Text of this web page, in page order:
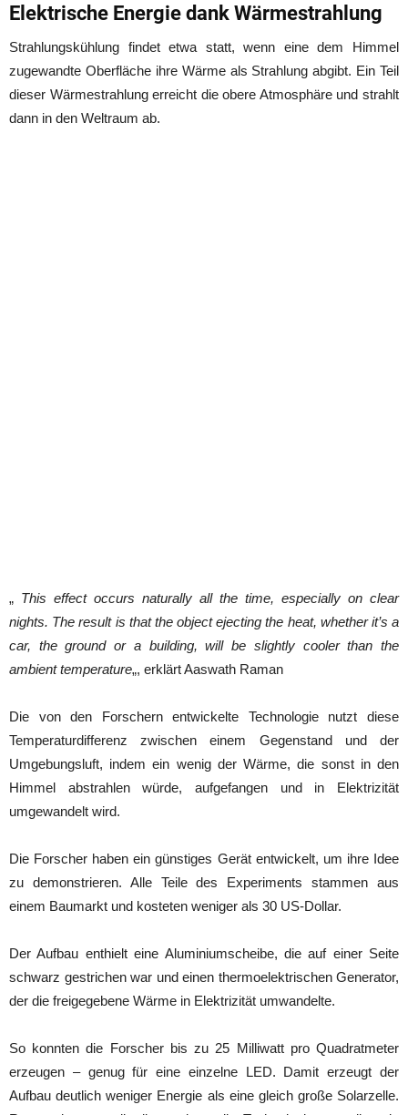
Elektrische Energie dank Wärmestrahlung
Strahlungskühlung findet etwa statt, wenn eine dem Himmel
zugewandte Oberfläche ihre Wärme als Strahlung abgibt. Ein Teil
dieser Wärmestrahlung erreicht die obere Atmosphäre und strahlt
dann in den Weltraum ab.
„ This effect occurs naturally all the time, especially on clear
nights. The result is that the object ejecting the heat, whether it’s a
car, the ground or a building, will be slightly cooler than the
ambient temperature„, erklärt Aaswath Raman
Die von den Forschern entwickelte Technologie nutzt diese
Temperaturdifferenz zwischen einem Gegenstand und der
Umgebungsluft, indem ein wenig der Wärme, die sonst in den
Himmel abstrahlen würde, aufgefangen und in Elektrizität
umgewandelt wird.
Die Forscher haben ein günstiges Gerät entwickelt, um ihre Idee
zu demonstrieren. Alle Teile des Experiments stammen aus
einem Baumarkt und kosteten weniger als 30 US-Dollar.
Der Aufbau enthielt eine Aluminiumscheibe, die auf einer Seite
schwarz gestrichen war und einen thermoelektrischen Generator,
der die freigegebene Wärme in Elektrizität umwandelte.
So konnten die Forscher bis zu 25 Milliwatt pro Quadratmeter
erzeugen – genug für eine einzelne LED. Damit erzeugt der
Aufbau deutlich weniger Energie als eine gleich große Solarzelle.